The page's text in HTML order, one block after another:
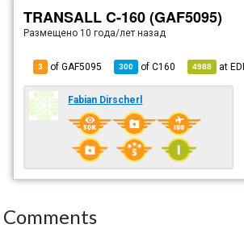
TRANSALL C-160 (GAF5095)
Размещено 10 года/лет назад
3 of GAF5095 300 ofC160 4988 at
Fabian Dirscherl
Comments